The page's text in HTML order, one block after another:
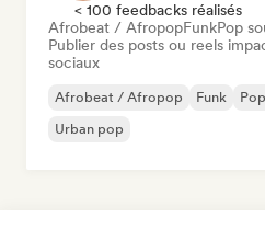
< 100 feedbacks réalisés
Afrobeat / AfropopFunkPop
Publier des posts ou reels
sociaux
Afrobeat / Afropop Funk
Urban pop